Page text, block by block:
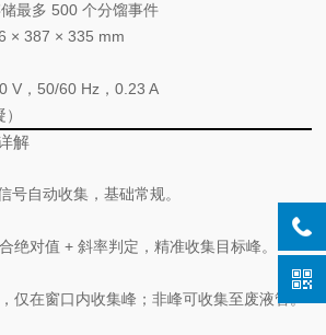
最多 500 个分馏事件
× 387 × 335 mm
V，50/60 Hz，0.23 A
解
号自动收集，基础常规。
绝对值 + 斜率判定，精准收集目标峰。
，仅在窗口内收集峰；非峰可收集至废液管。